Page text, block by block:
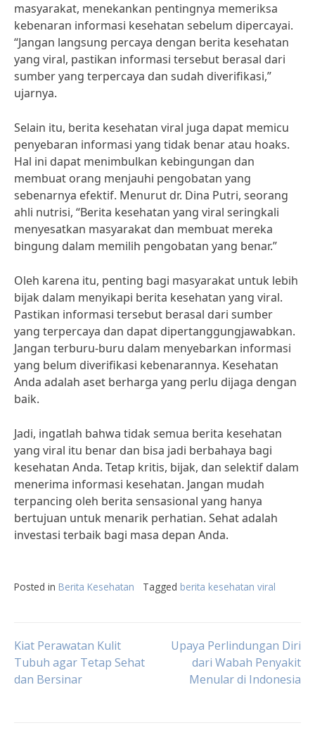
masyarakat, menekankan pentingnya memeriksa
kebenaran informasi kesehatan sebelum dipercayai.
“Jangan langsung percaya dengan berita kesehatan
yang viral, pastikan informasi tersebut berasal dari
sumber yang terpercaya dan sudah diverifikasi,”
ujarnya.
Selain itu, berita kesehatan viral juga dapat memicu
penyebaran informasi yang tidak benar atau hoaks.
Hal ini dapat menimbulkan kebingungan dan
membuat orang menjauhi pengobatan yang
sebenarnya efektif. Menurut dr. Dina Putri, seorang
ahli nutrisi, “Berita kesehatan yang viral seringkali
menyesatkan masyarakat dan membuat mereka
bingung dalam memilih pengobatan yang benar.”
Oleh karena itu, penting bagi masyarakat untuk lebih
bijak dalam menyikapi berita kesehatan yang viral.
Pastikan informasi tersebut berasal dari sumber
yang terpercaya dan dapat dipertanggungjawabkan.
Jangan terburu-buru dalam menyebarkan informasi
yang belum diverifikasi kebenarannya. Kesehatan
Anda adalah aset berharga yang perlu dijaga dengan
baik.
Jadi, ingatlah bahwa tidak semua berita kesehatan
yang viral itu benar dan bisa jadi berbahaya bagi
kesehatan Anda. Tetap kritis, bijak, dan selektif dalam
menerima informasi kesehatan. Jangan mudah
terpancing oleh berita sensasional yang hanya
bertujuan untuk menarik perhatian. Sehat adalah
investasi terbaik bagi masa depan Anda.
Posted in Berita Kesehatan Tagged berita kesehatan viral
Post
navigation
Kiat Perawatan Kulit
Tubuh agar Tetap Sehat
dan Bersinar
Upaya Perlindungan Diri
dari Wabah Penyakit
Menular di Indonesia